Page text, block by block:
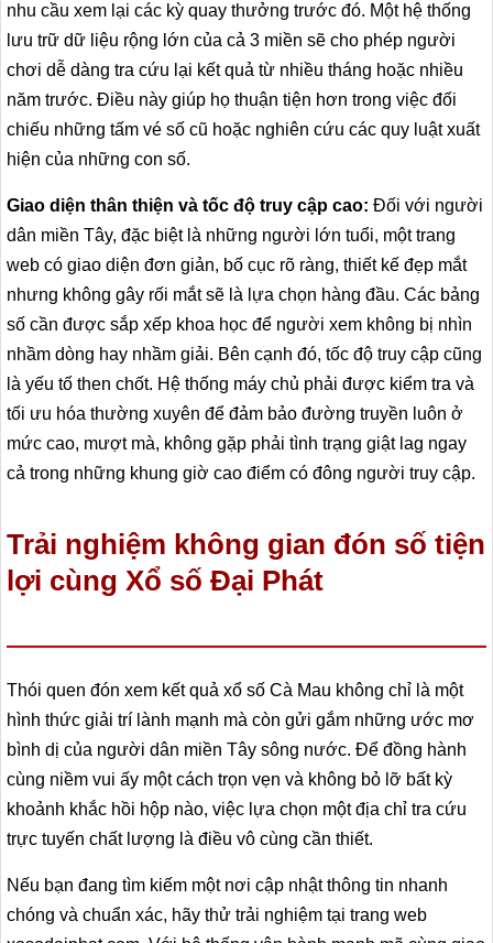
nhu cầu xem lại các kỳ quay thưởng trước đó. Một hệ thống
lưu trữ dữ liệu rộng lớn của cả 3 miền sẽ cho phép người
chơi dễ dàng tra cứu lại kết quả từ nhiều tháng hoặc nhiều
năm trước. Điều này giúp họ thuận tiện hơn trong việc đối
chiếu những tấm vé số cũ hoặc nghiên cứu các quy luật xuất
hiện của những con số.
Giao diện thân thiện và tốc độ truy cập cao: Đối với người
dân miền Tây, đặc biệt là những người lớn tuổi, một trang
web có giao diện đơn giản, bố cục rõ ràng, thiết kế đẹp mắt
nhưng không gây rối mắt sẽ là lựa chọn hàng đầu. Các bảng
số cần được sắp xếp khoa học để người xem không bị nhìn
nhầm dòng hay nhầm giải. Bên cạnh đó, tốc độ truy cập cũng
là yếu tố then chốt. Hệ thống máy chủ phải được kiểm tra và
tối ưu hóa thường xuyên để đảm bảo đường truyền luôn ở
mức cao, mượt mà, không gặp phải tình trạng giật lag ngay
cả trong những khung giờ cao điểm có đông người truy cập.
Trải nghiệm không gian đón số tiện
lợi cùng Xổ số Đại Phát
Thói quen đón xem kết quả xổ số Cà Mau không chỉ là một
hình thức giải trí lành mạnh mà còn gửi gắm những ước mơ
bình dị của người dân miền Tây sông nước. Để đồng hành
cùng niềm vui ấy một cách trọn vẹn và không bỏ lỡ bất kỳ
khoảnh khắc hồi hộp nào, việc lựa chọn một địa chỉ tra cứu
trực tuyến chất lượng là điều vô cùng cần thiết.
Nếu bạn đang tìm kiếm một nơi cập nhật thông tin nhanh
chóng và chuẩn xác, hãy thử trải nghiệm tại trang web